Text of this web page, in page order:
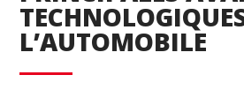
L’AUTOMOBILE